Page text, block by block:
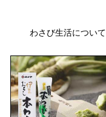
わさび生活について